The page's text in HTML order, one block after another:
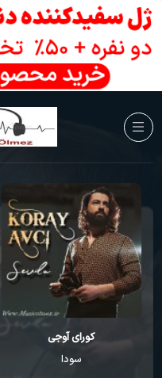
کورای آوجی
سودا